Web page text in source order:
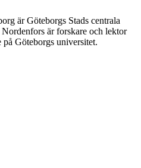
är Göteborgs Stads centrala
är forskare och lektor
Göteborgs universitet.